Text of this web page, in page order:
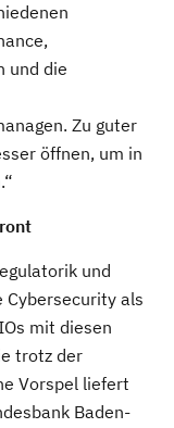
und die
Zu guter
öffnen, um in
und
Cybersecurity als
mit diesen
trotz der
Vorspel liefert
Baden-